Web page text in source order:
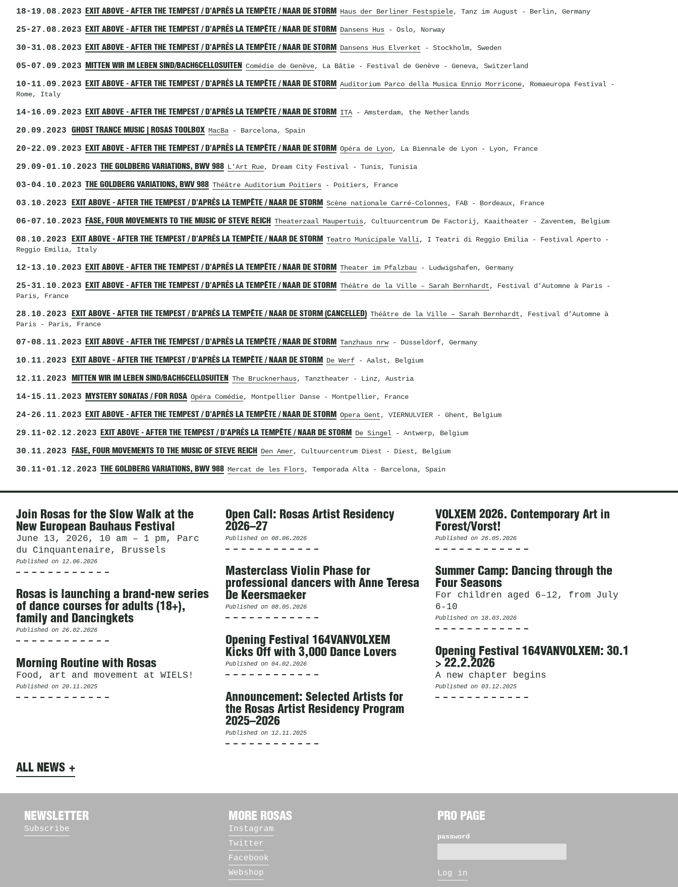
18- 19.08.2023 EXIT ABOVE - AFTER THE TEMPEST / D'APRÈS LA TEMPÊTE / NAAR DE STORM Haus der Berliner Festspiele, Tanz im August - Berlin, Germany
25- 27.08.2023 EXIT ABOVE - AFTER THE TEMPEST / D'APRÈS LA TEMPÊTE / NAAR DE STORM Dansens Hus - Oslo, Norway
30- 31.08.2023 EXIT ABOVE - AFTER THE TEMPEST / D'APRÈS LA TEMPÊTE / NAAR DE STORM Dansens Hus Elverket - Stockholm, Sweden
05- 07.09.2023 MITTEN WIR IM LEBEN SIND/BACH6CELLOSUITEN Comédie de Genève, La Bâtie - Festival de Genève - Geneva, Switzerland
10- 11.09.2023 EXIT ABOVE - AFTER THE TEMPEST / D'APRÈS LA TEMPÊTE / NAAR DE STORM Auditorium Parco della Musica Ennio Morricone, Romaeuropa Festival -
Rome, Italy
14- 16.09.2023 EXIT ABOVE - AFTER THE TEMPEST / D'APRÈS LA TEMPÊTE / NAAR DE STORM ITA- Amsterdam, the Netherlands
20.09.2023 GHOST TRANCE MUSIC | ROSAS TOOLBOX MacBa - Barcelona, Spain
20- 22.09.2023 EXIT ABOVE - AFTER THE TEMPEST / D'APRÈS LA TEMPÊTE / NAAR DE STORM Opéra de Lyon, La Biennale de Lyon - Lyon, France
29.09- 01.10.2023 THE GOLDBERG VARIATIONS, BWV 988 L'Art Rue, Dream City Festival - Tunis, Tunisia
03- 04.10.2023 THE GOLDBERG VARIATIONS, BWV 988 Théâtre Auditorium Poitiers - Poitiers, France
03.10.2023 EXIT ABOVE - AFTER THE TEMPEST / D'APRÈS LA TEMPÊTE / NAAR DE STORM Scène nationale Carré-Colonnes, FAB - Bordeaux, France
06- 07.10.2023 FASE, FOUR MOVEMENTS TO THE MUSIC OF STEVE REICH Theaterzaal Maupertuis, Cultuurcentrum De Factorij, Kaaitheater - Zaventem, Belgium
08.10.2023 EXIT ABOVE - AFTER THE TEMPEST / D'APRÈS LA TEMPÊTE / NAAR DE STORM Teatro Municipale Valli, I Teatri di Reggio Emilia - Festival Aperto -
Reggio Emilia, Italy
12- 13.10.2023 EXIT ABOVE - AFTER THE TEMPEST / D'APRÈS LA TEMPÊTE / NAAR DE STORM Theater im Pfalzbau - Ludwigshafen, Germany
25- 31.10.2023 EXIT ABOVE - AFTER THE TEMPEST / D'APRÈS LA TEMPÊTE / NAAR DE STORM Théâtre de la Ville – Sarah Bernhardt, Festival d’Automne à Paris -
Paris, France
28.10.2023 EXIT ABOVE - AFTER THE TEMPEST / D'APRÈS LA TEMPÊTE / NAAR DE STORM (CANCELLED) Théâtre de la Ville – Sarah Bernhardt, Festival d’Automne à
Paris - Paris, France
07- 08.11.2023 EXIT ABOVE - AFTER THE TEMPEST / D'APRÈS LA TEMPÊTE / NAAR DE STORM Tanzhaus nrw- Düsseldorf, Germany
10.11.2023 EXIT ABOVE - AFTER THE TEMPEST / D'APRÈS LA TEMPÊTE / NAAR DE STORM De Werf - Aalst, Belgium
12.11.2023 MITTEN WIR IM LEBEN SIND/BACH6CELLOSUITEN The Brucknerhaus, Tanztheater - Linz, Austria
14- 15.11.2023 MYSTERY SONATAS / FOR ROSA Opéra Comédie, Montpellier Danse - Montpellier, France
24- 26.11.2023 EXIT ABOVE - AFTER THE TEMPEST / D'APRÈS LA TEMPÊTE / NAAR DE STORM Opera Gent, VIERNULVIER - Ghent, Belgium
29.11- 02.12.2023 EXIT ABOVE - AFTER THE TEMPEST / D'APRÈS LA TEMPÊTE / NAAR DE STORM De Singel - Antwerp, Belgium
30.11.2023 FASE, FOUR MOVEMENTS TO THE MUSIC OF STEVE REICH Den Amer, Cultuurcentrum Diest - Diest, Belgium
30.11- 01.12.2023 THE GOLDBERG VARIATIONS, BWV 988 Mercat de les Flors, Temporada Alta - Barcelona, Spain
News
Join Rosas for the Slow Walk at the
New European Bauhaus Festival
June 13, 2026, 10 am – 1 pm, Parc
du Cinquantenaire, Brussels
Published on 12.06.2026
Open Call: Rosas Artist Residency
2026–27
Published on 08.06.2026
VOLXEM 2026. Contemporary Art in
Forest/Vorst!
Published on 26.05.2026
Masterclass Violin Phase for
professional dancers with Anne Teresa
De Keersmaeker
Published on 08.05.2026
Summer Camp: Dancing through the
Four Seasons
For children aged 6–12, from July
6-10
Published on 18.03.2026
Rosas is launching a brand-new series
of dance courses for adults (18+),
family and Dancingkets
Published on 26.02.2026
Opening Festival 164VANVOLXEM
Kicks Off with 3,000 Dance Lovers
Published on 04.02.2026
Opening Festival 164VANVOLXEM: 30.1
> 22.2.2026
A new chapter begins
Published on 03.12.2025
Morning Routine with Rosas
Food, art and movement at WIELS!
Published on 20.11.2025
Announcement: Selected Artists for
the Rosas Artist Residency Program
2025–2026
Published on 12.11.2025
ALL NEWS
NEWSLETTER
Subscribe
MORE ROSAS
Instagram
Twitter
Facebook
Webshop
PRO PAGE
password